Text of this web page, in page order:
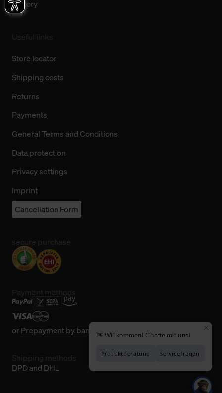
History
Store locator
Shipping costs
Returns
Payments
General Terms and Conditions
Data protection
Privacy settings
Imprint
Cancellation Form
orPrepayment by bank transfer
DPD and DHL